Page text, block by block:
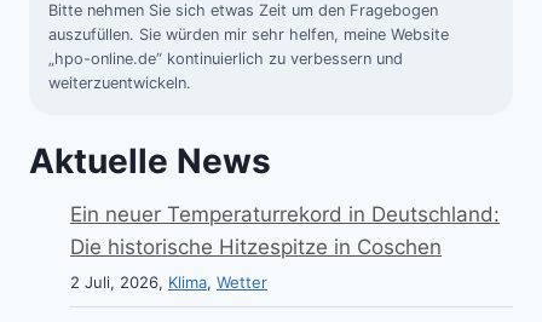
Bitte nehmen Sie sich etwas Zeit um den Fragebogen
auszufüllen. Sie würden mir sehr helfen, meine Website
„hpo-online.de“ kontinuierlich zu verbessern und
weiterzuentwickeln.
Aktuelle News
Ein neuer Temperaturrekord in Deutschland:
Die historische Hitzespitze in Coschen
2 Juli, 2026, Klima, Wetter